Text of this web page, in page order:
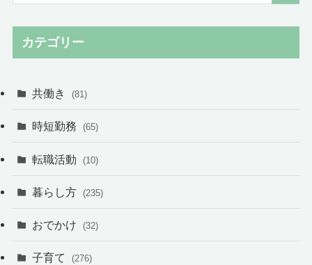
カテゴリー
共働き (81)
時短勤務 (65)
転職活動 (10)
暮らし方 (235)
おでかけ (32)
子育て (276)